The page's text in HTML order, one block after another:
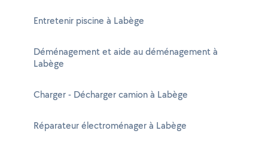
Entretenir piscine à Labège
Déménagement et aide au déménagement à
Labège
Charger - Décharger camion à Labège
Réparateur électroménager à Labège